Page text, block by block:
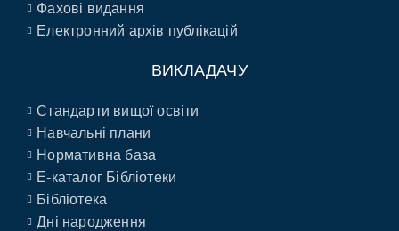
Фахові видання
Електронний архів публікацій
ВИКЛАДАЧУ
Стандарти вищої освіти
Навчальні плани
Нормативна база
E-каталог Бібліотеки
Бібліотека
Дні народження